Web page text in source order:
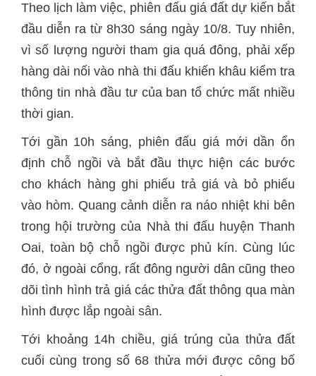
Theo lịch làm việc, phiên đấu giá đất dự kiến bắt
đầu diễn ra từ 8h30 sáng ngày 10/8. Tuy nhiên,
vì số lượng người tham gia quá đông, phải xếp
hàng dài nối vào nhà thi đấu khiến khâu kiểm tra
thông tin nhà đầu tư của ban tổ chức mất nhiều
thời gian.
Tới gần 10h sáng, phiên đấu giá mới dần ổn
định chỗ ngồi và bắt đầu thực hiện các bước
cho khách hàng ghi phiếu trả giá và bỏ phiếu
vào hòm. Quang cảnh diễn ra náo nhiệt khi bên
trong hội trường của Nhà thi đấu huyện Thanh
Oai, toàn bộ chỗ ngồi được phủ kín. Cùng lúc
đó, ở ngoài cổng, rất đông người dân cũng theo
dõi tình hình trả giá các thửa đất thông qua màn
hình được lắp ngoài sân.
Tới khoảng 14h chiều, giá trúng của thửa đất
cuối cùng trong số 68 thửa mới được công bố